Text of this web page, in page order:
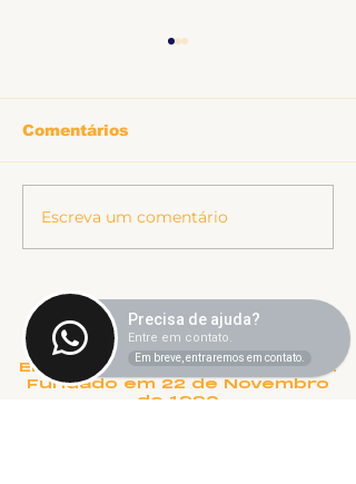
Conquistas da greve
Comentários
Escreva um comentário
Sindicato dos Trabalhadores
Técnico-Administrativos
em Instituições Federais de
Ensino Superior de Uberlândia.
Fundado em 22 de Novembro
de 1990
Precisa de ajuda?
Entre em contato.
Em breve, entraremos em contato.